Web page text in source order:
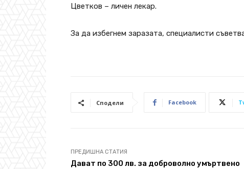
Цветков – личен лекар.
За да избегнем заразата, специалисти
Сподели Facebook
ПРЕДИШНА СТАТИЯ
Дават по 300 лв. за доброволно умъртвено